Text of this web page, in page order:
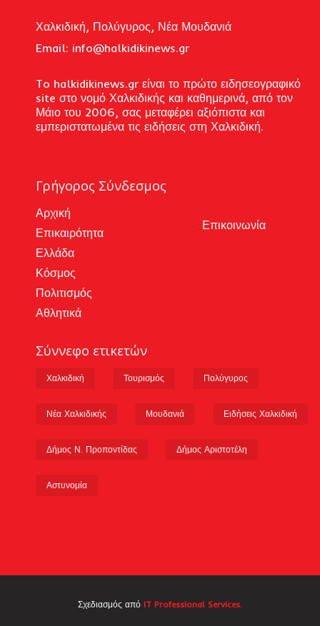
Χαλκιδική, Πολύγυρος, Νέα Μουδανιά
Email: info@halkidikinews.gr
To halkidikinews.gr είναι το πρώτο ειδησεογραφικό
site στο νομό Χαλκιδικής και καθημερινά, από τον
Μάιο του 2006, σας μεταφέρει αξιόπιστα και
εμπεριστατωμένα τις ειδήσεις στη Χαλκιδική.
Γρήγορος Σύνδεσμος
Αρχική
Επικαιρότητα
Ελλάδα
Κόσμος
Πολιτισμός
Αθλητικά
Επικοινωνία
Σύννεφο ετικετών
Χαλκιδική Τουρισμός Πολύγυρος
Νέα Χαλκιδικής Μουδανιά Ειδήσεις Χαλκιδική
Δήμος Ν. Προποντίδας Δήμος Αριστοτέλη
Αστυνομία
Σχεδιασμός από IT Professional Services.